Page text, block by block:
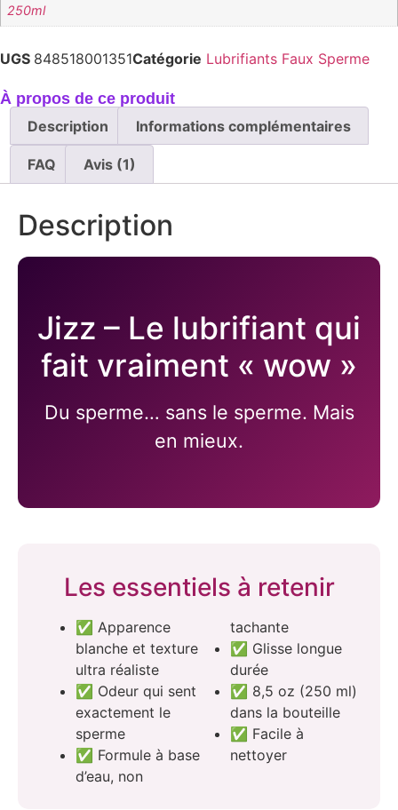
250ml
UGS 848518001351Catégorie Lubrifiants Faux Sperme
À propos de ce produit
Description
Informations complémentaires
FAQ Avis (1)
Description
Jizz – Le lubrifiant qui
fait vraiment « wow »
Du sperme… sans le sperme. Mais
en mieux.
Les essentiels à retenir
✅ Apparence
blanche et texture
ultra réaliste
✅ Odeur qui sent
exactement le
sperme
✅ Formule à base
d’eau, non
tachante
✅ Glisse longue
durée
✅ 8,5 oz (250 ml)
dans la bouteille
✅ Facile à
nettoyer